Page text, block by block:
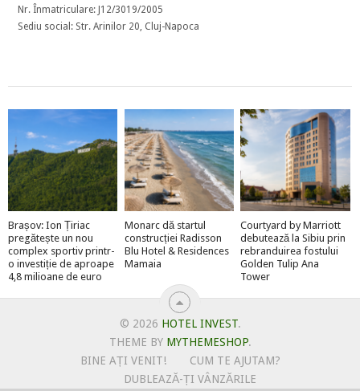
Nr. Înmatriculare: J12/3019/2005
Sediu social: Str. Arinilor 20, Cluj-Napoca
Brașov: Ion Țiriac
pregătește un nou
complex sportiv printr-
o investiție de aproape
4,8 milioane de euro
Monarc dă startul
construcției Radisson
Blu Hotel & Residences
Mamaia
Courtyard by Marriott
debutează la Sibiu prin
rebranduirea fostului
Golden Tulip Ana
Tower
© 2026 HOTEL INVEST.
THEME BY MYTHEMESHOP.
BINE AȚI VENIT!
CUM TE AJUTAM?
DUBLEAZĂ-ȚI VÂNZĂRILE